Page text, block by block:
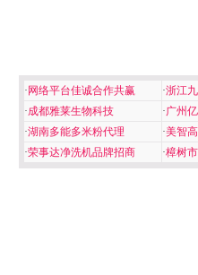
· 网络平台佳诚合作共赢 ·浙江
·成都雅莱生物科技 ·广州
·湖南多能多米粉代理 ·美智
·荣事达净洗机品牌招商 ·樟树